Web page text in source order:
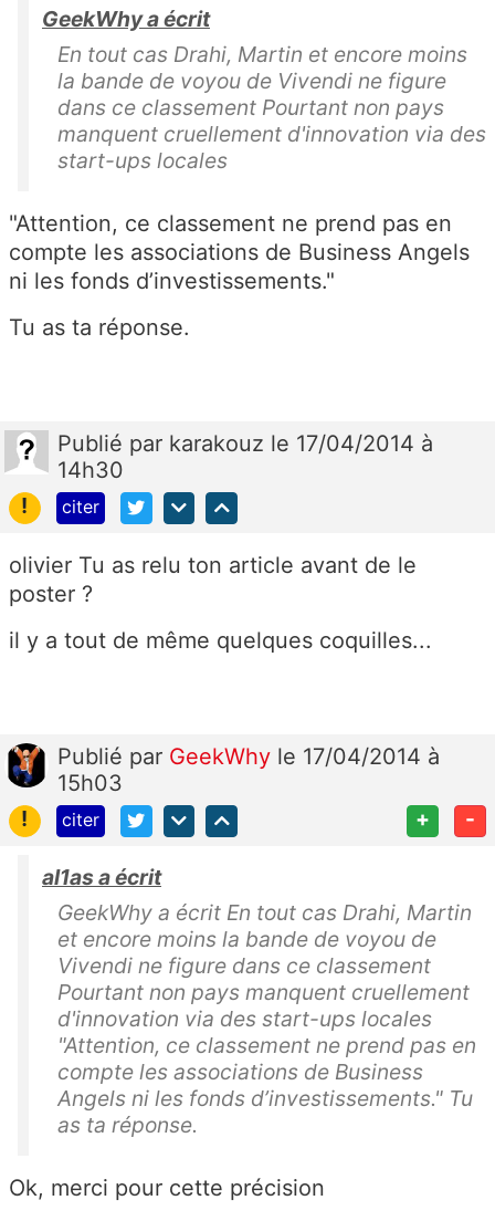
GeekWhy a écrit
En tout cas Drahi, Martin et encore moins
la bande de voyou de Vivendi ne figure
dans ce classement Pourtant non pays
manquent cruellement d'innovation via des
start-ups locales
"Attention, ce classement ne prend pas en
compte les associations de Business Angels
ni les fonds d’investissements."
Tu as ta réponse.
Publié par karakouz le 17/04/2014 à
14h30
!
citer
olivier Tu as relu ton article avant de le
poster ?
il y a tout de même quelques coquilles...
Publié par GeekWhy le 17/04/2014 à
15h03
!
citer + -
al1as a écrit
GeekWhy a écrit En tout cas Drahi, Martin
et encore moins la bande de voyou de
Vivendi ne figure dans ce classement
Pourtant non pays manquent cruellement
d'innovation via des start-ups locales
"Attention, ce classement ne prend pas en
compte les associations de Business
Angels ni les fonds d’investissements." Tu
as ta réponse.
Ok, merci pour cette précision